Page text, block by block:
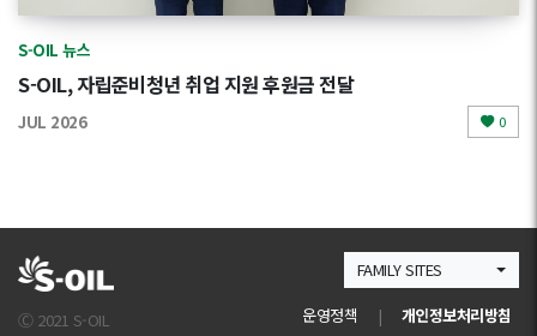
S-OIL 뉴스
S-OIL, 자립준비청년 취업 지원 후원금 전달
JUL 2026 0
FAMILY SITES
Ⓒ 2021 S-OIL 운영정책 | 개인정보처리방침